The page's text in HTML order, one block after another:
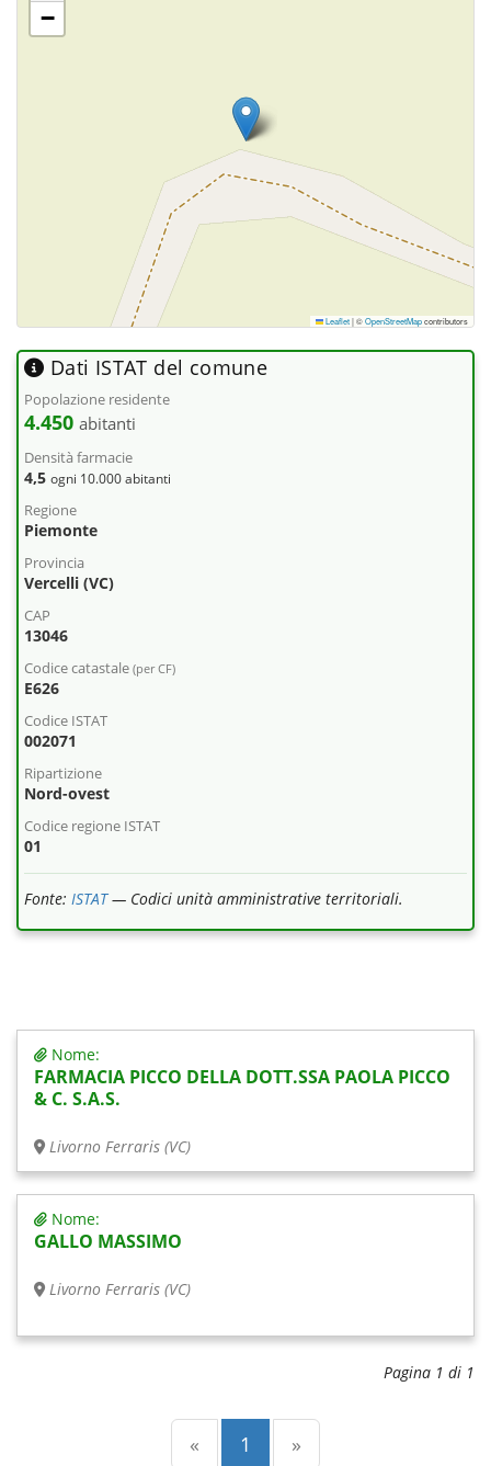
−
Leaflet|©OpenStreetMapcontributors
Dati ISTAT del comune
Popolazione residente
4.450 abitanti
Densità farmacie
4,5 ogni 10.000 abitanti
Regione
Piemonte
Provincia
Vercelli (VC)
CAP
13046
Codice catastale (per CF)
E626
Codice ISTAT
002071
Ripartizione
Nord-ovest
Codice regione ISTAT
01
Fonte: ISTAT— Codici unità amministrative territoriali.
Nome:
FARMACIA PICCO DELLA DOTT.SSA PAOLA PICCO
& C. S.A.S.
Livorno Ferraris (VC)
Nome:
GALLO MASSIMO
Livorno Ferraris (VC)
Pagina 1 di 1
« Precedente
1 (current)
»